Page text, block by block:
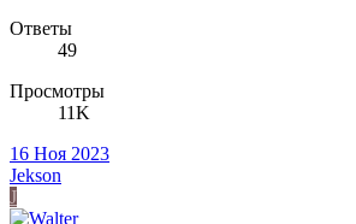
Ответы
49
Просмотры
11K
16 Ноя 2023
Jekson
J